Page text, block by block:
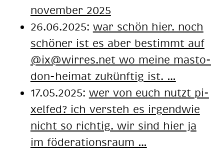
november 2025
26.06.2025: war schön hier. noch
schö­ner ist es aber be­stimmt auf
@ix@wir­res.net wo mei­ne mast­o­
don-hei­mat zu­künf­tig ist. …
17.05.2025: wer von euch nutzt pi­
xel­fed? ich ver­steh es ir­gend­wie
nicht so rich­tig. wir sind hier ja
im fö­de­ra­ti­ons­raum …